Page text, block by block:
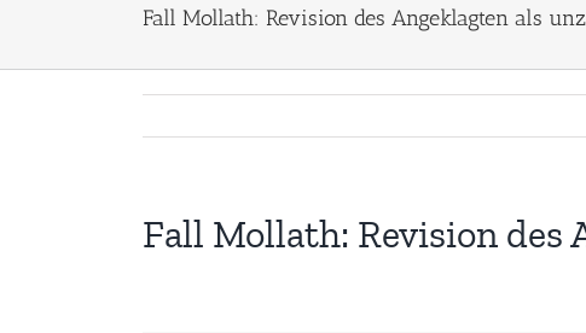
Fall Mollath: Revision des Angeklagten als
Fall Mollath: Revision des